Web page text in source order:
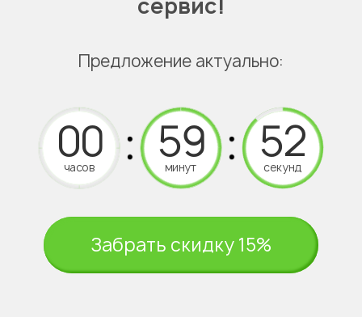
Предложение актуально:
часов минут секунд
Забрать скидку 15%